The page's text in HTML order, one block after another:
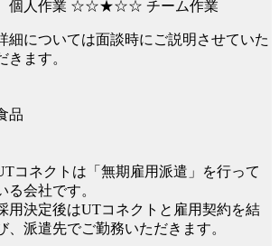
個人作業 ☆☆★☆☆ チーム作業
細については面談時にご説明させていた
きます。
品
コネクトは「無期雇用派遣」を行って
る会社です。
用決定後はUTコネクトと雇用契約を結
、派遣先でご勤務いただきます。